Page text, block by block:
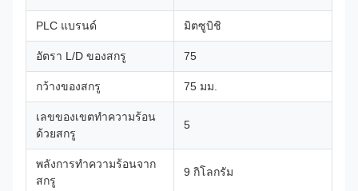
PLC แบรนด์ มิตซูบิชิ
อัตรา L/D ของสกรู 75
กว้างของสกรู 75 มม.
เลขของเขตทําความร้อน
ด้วยสกรู
5
พลังการทําความร้อนจาก
สกรู
9 กิโลกรัม